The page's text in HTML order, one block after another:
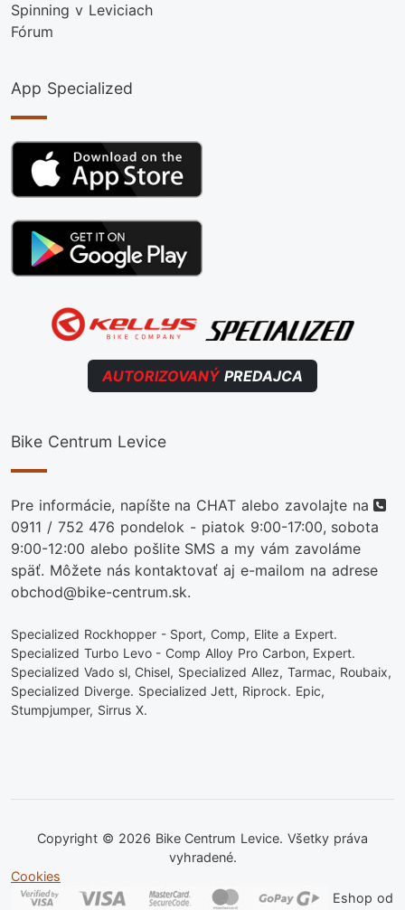
Spinning v Leviciach
Fórum
App Specialized
AUTORIZOVANÝPREDAJCA
Bike Centrum Levice
Pre informácie, napíšte na CHAT alebo zavolajte na
0911 / 752 476 pondelok - piatok 9:00-17:00, sobota
9:00-12:00 alebo pošlite SMS a my vám zavoláme
späť. Môžete nás kontaktovať aj e-mailom na adrese
obchod@bike-centrum.sk.
Specialized Rockhopper - Sport, Comp, Elite a Expert.
Specialized Turbo Levo - Comp Alloy Pro Carbon, Expert.
Specialized Vado sl, Chisel, Specialized Allez, Tarmac, Roubaix,
Specialized Diverge. Specialized Jett, Riprock. Epic,
Stumpjumper, Sirrus X.
Copyright © 2026 Bike Centrum Levice. Všetky práva
vyhradené.
Cookies
Eshop od